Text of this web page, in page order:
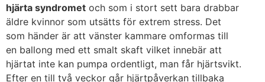
hjärta syndromet och som i stort sett bara drabbar
äldre kvinnor som utsätts för extrem stress. Det
som händer är att vänster kammare omformas till
en ballong med ett smalt skaft vilket innebär att
hjärtat inte kan pumpa ordentligt, man får hjärtsvikt.
Efter en till två veckor går hjärtpåverkan tillbaka